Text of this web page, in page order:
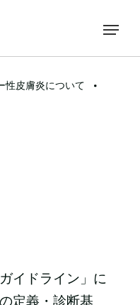
性皮膚炎について
イドライン」に
定義・診断基